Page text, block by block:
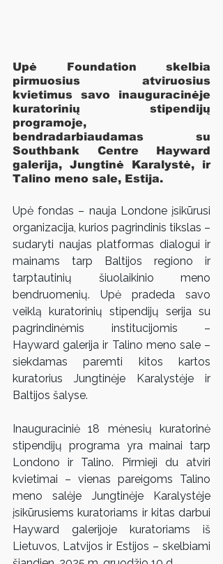
Upė Foundation skelbia
pirmuosius atviruosius
kvietimus savo inauguracinėje
kuratorinių stipendijų
programoje,
bendradarbiaudamas su
Southbank Centre Hayward
galerija, Jungtinė Karalystė, ir
Talino meno sale, Estija.
Upė fondas – nauja Londone įsikūrusi
organizacija, kurios pagrindinis tikslas –
sudaryti naujas platformas dialogui ir
mainams tarp Baltijos regiono ir
tarptautinių šiuolaikinio meno
bendruomenių. Upė pradeda savo
veiklą kuratorinių stipendijų serija su
pagrindinėmis institucijomis –
Hayward galerija ir Talino meno sale –
siekdamas paremti kitos kartos
kuratorius Jungtinėje Karalystėje ir
Baltijos šalyse.
Inauguraciniė 18 mėnesių kuratorinė
stipendijų programa yra mainai tarp
Londono ir Talino. Pirmieji du atviri
kvietimai – vienas pareigoms Talino
meno salėje Jungtinėje Karalystėje
įsikūrusiems kuratoriams ir kitas darbui
Hayward galerijoje kuratoriams iš
Lietuvos, Latvijos ir Estijos – skelbiami